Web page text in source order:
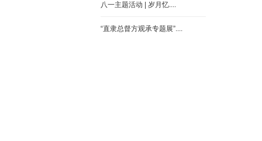
八一主题活动 | 岁月忆....
“直隶总督方观承专题展”....